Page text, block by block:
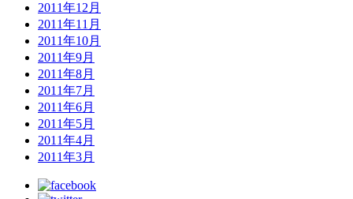
2011年12月
2011年11月
2011年10月
2011年9月
2011年8月
2011年7月
2011年6月
2011年5月
2011年4月
2011年3月